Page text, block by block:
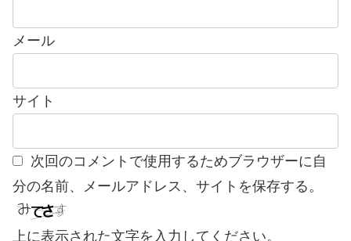
メール
サイト
次回のコメントで使用するためブラウザーに自
分の名前、メールアドレス、サイトを保存する。
上に表示された文字を入力してください。